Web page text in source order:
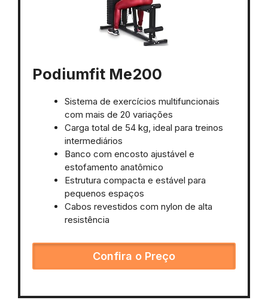
Podiumfit Me200
Sistema de exercícios multifuncionais
com mais de 20 variações
Carga total de 54 kg, ideal para treinos
intermediários
Banco com encosto ajustável e
estofamento anatômico
Estrutura compacta e estável para
pequenos espaços
Cabos revestidos com nylon de alta
resistência
Confira o Preço